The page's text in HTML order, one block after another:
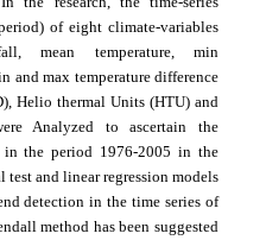
of eight climate-variables
mean temperature, min
and max temperature difference
Helio thermal Units (HTU) and
Analyzed to ascertain the
the period 1976-2005 in the
test and linear regression models
detection in the time series of
method has been suggested